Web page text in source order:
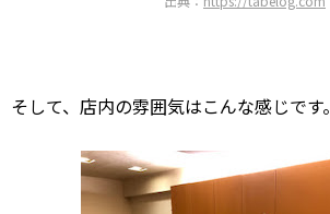
そして、店内の雰囲気はこんな感じです。